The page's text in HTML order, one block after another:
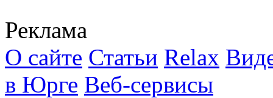
Реклама
О сайте Статьи Relax
в Юрге Веб-сервисы